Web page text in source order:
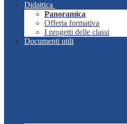
Didattica
Panoramica
Offerta formativa
I progetti delle classi
Documenti utili